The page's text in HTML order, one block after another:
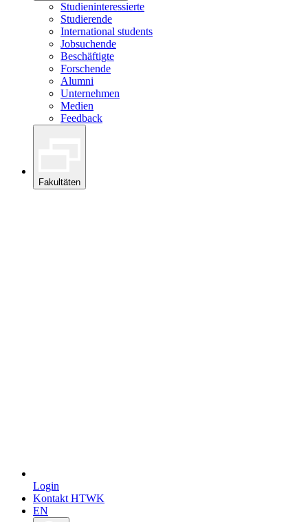
Studieninteressierte
Studierende
International students
Jobsuchende
Beschäftigte
Forschende
Alumni
Unternehmen
Medien
Feedback
Fakultäten
Login
Kontakt HTWK
EN